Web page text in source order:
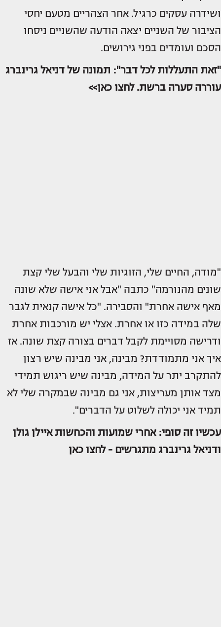
ושידרה עסקים כרגיל. אחר הצהריים מטעם יחסי
הציבור של השניים יצאה הודעה שהשניים ניסחו
הסכם ועומדים בפני גירושים.
"זאת התעללות לכל דבר": תמונה של דניאל גרינברג
עוררה סערה ברשת. לחצו כאן>>
"מודה, החיים שלי, הזוגיות שלי והבעל שלי קצת
שונים מהנורמה" כתבה "אבל אני אישה שלא שונה
מאף אישה אחרת" והסבירה. "כל אישה קנאית לגבר
שלה במידה כזו או אחרת. אצלי יש מורכבות אחרת
ודרישה מסויימת לקבל דברים בצורה קצת שונה. אז
איך אני מתמודדת? מבינה, אני מבינה שיש רצון
להתקרב יתר על המידה, מבינה שיש ריגוש תמידי
מצד אותן מעריצות, אני גם מבינה שבמקרה שלי לא
תמיד אני יכולה לשלוט על הדברים".
עכשיו זה סופי: אחרי שמועות והכחשות איילן גולן
ודניאל גרינברג מתגרשים -לחצו כאן